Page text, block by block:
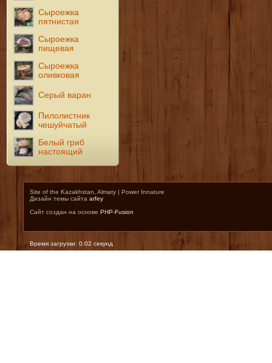
Сыроежка
пятнистая
Сыроежка
пищевая
Сыроежка
оливковая
Серый варан
Пилолистник
чешуйчатый
Белый гриб
настоящий
Site of the Kazakhstan, Almaty | Power Innature
Дизайн темы сайта arfey
Сайт создан на основе PHP-Fusion
Время загрузки: 0.02 секунд